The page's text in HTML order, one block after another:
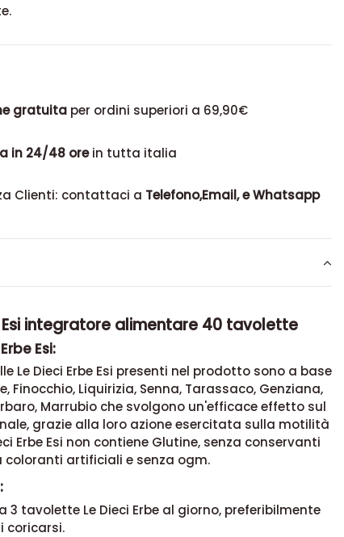
gratuitaper ordini superiori a 69,90€
in 24/48 orein tutta italia
Clienti: contattaci a Telefono,Email, e Whatsapp
Esi integratore alimentare 40 tavolette
Esi:
Le Dieci Erbe Esi presenti nel prodotto sono a base
Finocchio, Liquirizia, Senna, Tarassaco, Genziana,
Marrubio che svolgono un'efficace effetto sul
grazie alla loro azione esercitata sulla motilità
Erbe Esi non contiene Glutine, senza conservanti
coloranti artificiali e senza ogm.
3 tavolette Le Dieci Erbe al giorno, preferibilmente
coricarsi.